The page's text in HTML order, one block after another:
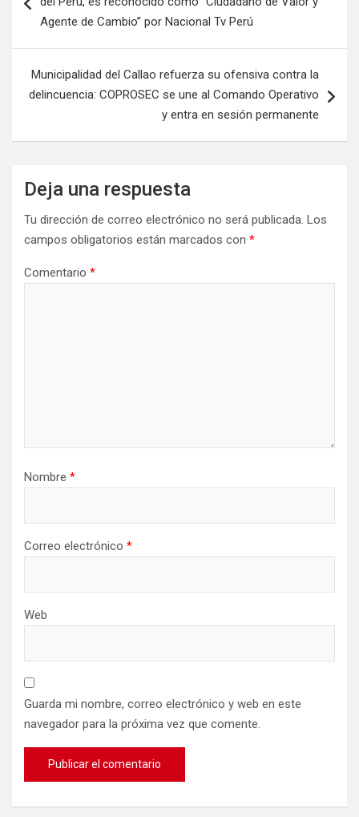
Agente de Cambio” por Nacional Tv Perú
Municipalidad del Callao refuerza su ofensiva contra la
delincuencia: COPROSEC se une al Comando Operativo
y entra en sesión permanente
Deja una respuesta
Tu dirección de correo electrónico no será publicada. Los
campos obligatorios están marcados con *
Comentario *
Nombre *
Correo electrónico *
Web
Guarda mi nombre, correo electrónico y web en este
navegador para la próxima vez que comente.